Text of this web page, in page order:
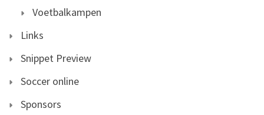
Voetbalkampen
Links
Snippet Preview
Soccer online
Sponsors